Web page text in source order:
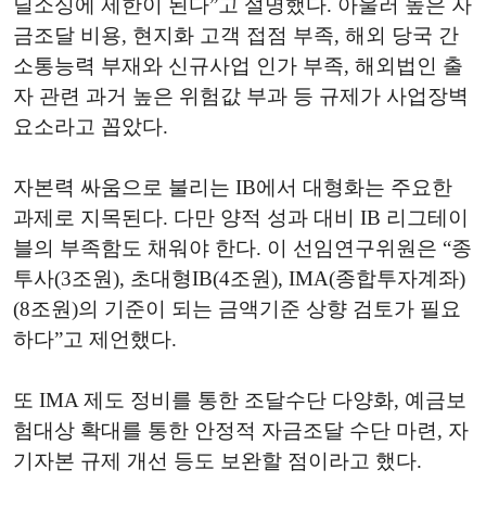
딜소싱에 제한이 된다”고 설명했다. 아울러 높은 자
금조달 비용, 현지화 고객 접점 부족, 해외 당국 간
소통능력 부재와 신규사업 인가 부족, 해외법인 출
자 관련 과거 높은 위험값 부과 등 규제가 사업장벽
요소라고 꼽았다.
자본력 싸움으로 불리는 IB에서 대형화는 주요한
과제로 지목된다. 다만 양적 성과 대비 IB 리그테이
블의 부족함도 채워야 한다. 이 선임연구위원은 “종
투사(3조원), 초대형IB(4조원), IMA(종합투자계좌)
(8조원)의 기준이 되는 금액기준 상향 검토가 필요
하다”고 제언했다.
또 IMA 제도 정비를 통한 조달수단 다양화, 예금보
험대상 확대를 통한 안정적 자금조달 수단 마련, 자
기자본 규제 개선 등도 보완할 점이라고 했다.